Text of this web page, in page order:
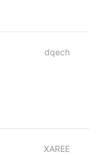
dqech
XAREE